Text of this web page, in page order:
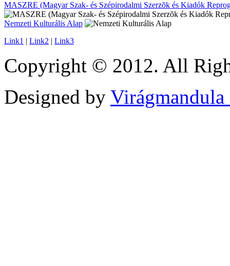
MASZRE (Magyar Szak- és Szépirodalmi Szerzõk és Kiadók
Nemzeti Kulturális Alap
Link1 | Link2 | Link3
Copyright © 2012. All
Designed by